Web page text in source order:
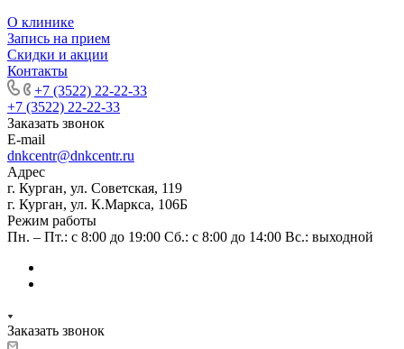
О клинике
Запись на прием
Скидки и акции
Контакты
+7 (3522) 22-22-33
+7 (3522) 22-22-33
Заказать звонок
E-mail
dnkcentr@dnkcentr.ru
Адрес
г. Курган, ул. Советская, 119
г. Курган, ул. К.Маркса, 106Б
Режим работы
Пн. – Пт.: с 8:00 до 19:00 Сб.: с 8:00 до 14:00 Вс.: выходной
Заказать звонок